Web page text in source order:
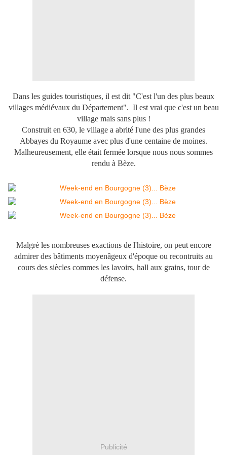
Dans les guides touristiques, il est dit "C'est l'un des plus beaux
villages médiévaux du Département". Il est vrai que c'est un beau
village mais sans plus !
Construit en 630, le village a abrité l'une des plus grandes
Abbayes du Royaume avec plus d'une centaine de moines.
Malheureusement, elle était fermée lorsque nous nous sommes
rendu à Bèze.
Malgré les nombreuses exactions de l'histoire, on peut encore
admirer des bâtiments moyenâgeux d'époque ou recontruits au
cours des siècles commes les lavoirs, hall aux grains, tour de
défense.
Publicité